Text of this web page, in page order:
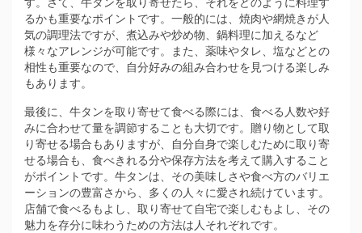
るかも重要なポイントです。一般的には、焼肉や網焼きが人
気の調理法ですが、煮込みや炒め物、鍋料理に加えるなど
様々なアレンジが可能です。また、薬味やタレ、塩などとの
相性も重要なので、自分好みの組み合わせを見つける楽しみ
もあります。
最後に、牛タンを取り寄せて食べる際には、食べる人数や好
みに合わせて量を調節することも大切です。贈り物として取
り寄せる場合もありますが、自分自身で楽しむために取り寄
せる場合も、食べきれる分や保存方法を考えて購入すること
がポイントです。牛タンは、その美味しさや食べ方のバリエ
ーションの豊富さから、多くの人々に愛され続けています。
店舗で食べるもよし、取り寄せて自宅で楽しむもよし、その
魅力を存分に味わうための方法は人それぞれです。